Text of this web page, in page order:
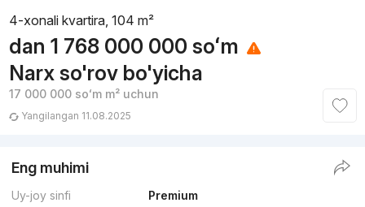
4-xonali kvartira, 104 m²
dan 1 768 000 000 soʻm
Narx so'rov bo'yicha
17 000 000 soʻmm² uchun
Yangilangan 11.08.2025
Eng muhimi
Uy-joy sinfi
Premium